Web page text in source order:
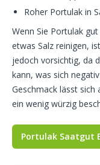
Roher Portulak in
Wenn Sie Portulak
etwas Salz reinigen,
jedoch vorsichtig, da
kann, was sich
Geschmack lässt sich
ein wenig würzig
Portulak Saatgut